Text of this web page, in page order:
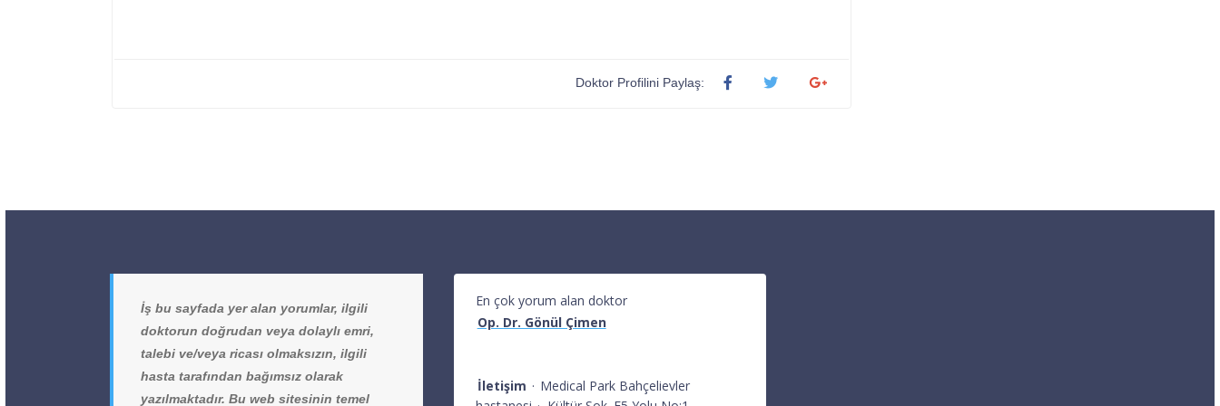
Doktor Profilini Paylaş:
İş bu sayfada yer alan yorumlar, ilgili
doktorun doğrudan veya dolaylı emri,
talebi ve/veya ricası olmaksızın, ilgili
hasta tarafından bağımsız olarak
yazılmaktadır. Bu web sitesinin temel
En çok yorum alan doktor
Op. Dr. Gönül Çimen
İletişim · Medical Park Bahçelievler